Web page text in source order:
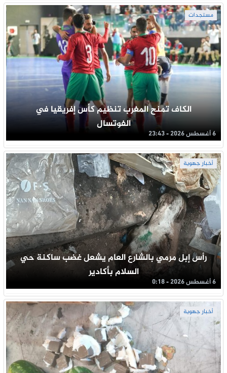
مستجدات
الكاف تمنح المغرب تنظيم كأس إفريقيا في
الفوتسال
6 أغسطس 2026 - 23:43
أخبار جهوية
رأس إبل مرمي بالشارع العام يشعل غضب ساكنة حي
السلام بأكادير
6 أغسطس 2026 - 0:18
أخبار جهوية